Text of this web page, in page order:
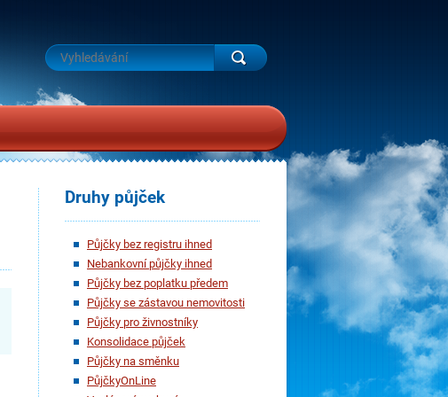
Druhy půjček
Půjčky bez registru ihned
Nebankovní půjčky ihned
Půjčky bez poplatku předem
Půjčky se zástavou nemovitosti
Půjčky pro živnostníky
Konsolidace půjček
Půjčky na směnku
PůjčkyOnLine